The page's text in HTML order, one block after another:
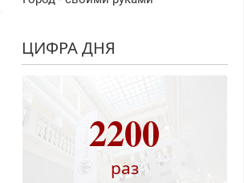
ЦИФРА ДНЯ
2200
раз